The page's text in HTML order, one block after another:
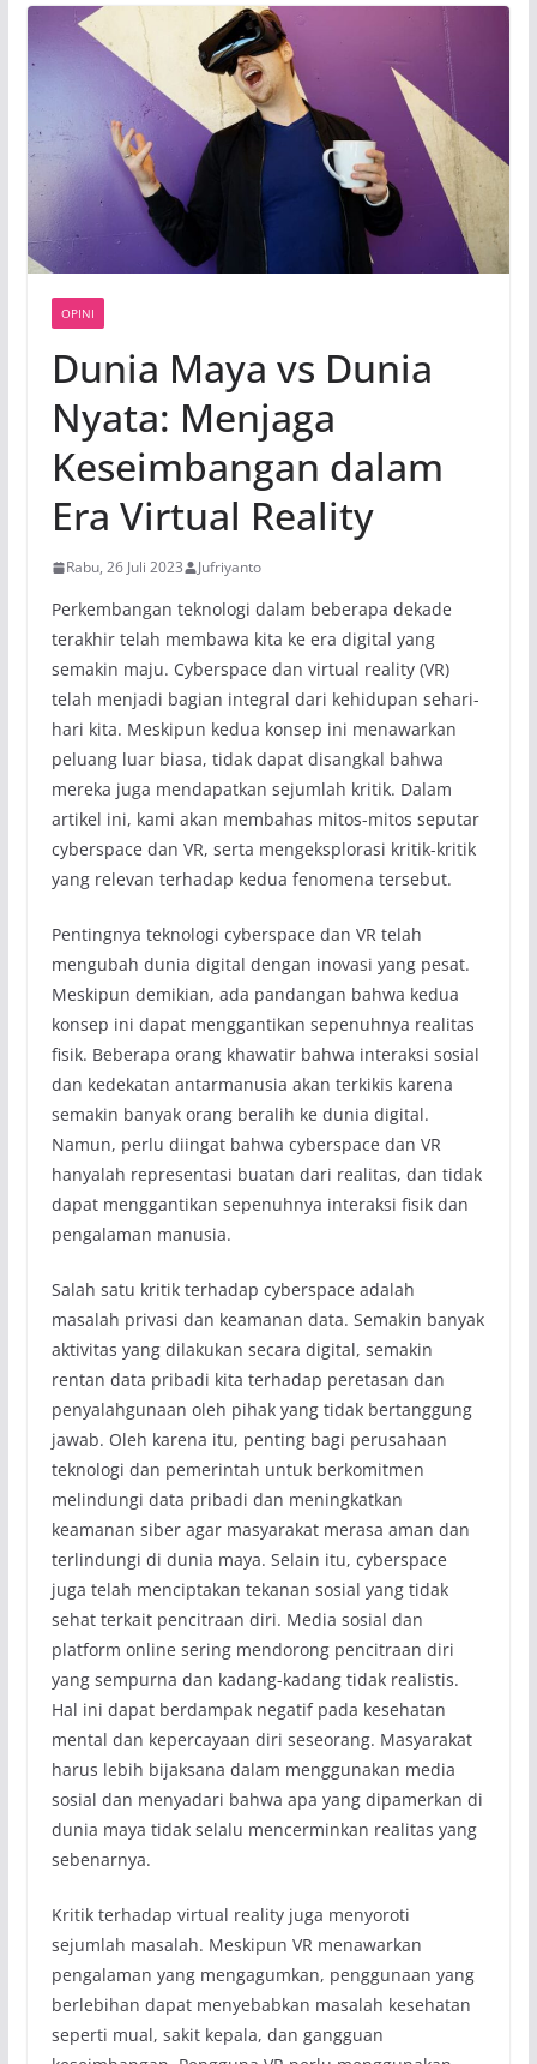
OPINI
Dunia Maya vs Dunia
Nyata: Menjaga
Keseimbangan dalam
Era Virtual Reality
Rabu, 26 Juli 2023 Jufriyanto
Perkembangan teknologi dalam beberapa dekade
terakhir telah membawa kita ke era digital yang
semakin maju. Cyberspace dan virtual reality (VR)
telah menjadi bagian integral dari kehidupan sehari-
hari kita. Meskipun kedua konsep ini menawarkan
peluang luar biasa, tidak dapat disangkal bahwa
mereka juga mendapatkan sejumlah kritik. Dalam
artikel ini, kami akan membahas mitos-mitos seputar
cyberspace dan VR, serta mengeksplorasi kritik-kritik
yang relevan terhadap kedua fenomena tersebut.
Pentingnya teknologi cyberspace dan VR telah
mengubah dunia digital dengan inovasi yang pesat.
Meskipun demikian, ada pandangan bahwa kedua
konsep ini dapat menggantikan sepenuhnya realitas
fisik. Beberapa orang khawatir bahwa interaksi sosial
dan kedekatan antarmanusia akan terkikis karena
semakin banyak orang beralih ke dunia digital.
Namun, perlu diingat bahwa cyberspace dan VR
hanyalah representasi buatan dari realitas, dan tidak
dapat menggantikan sepenuhnya interaksi fisik dan
pengalaman manusia.
Salah satu kritik terhadap cyberspace adalah
masalah privasi dan keamanan data. Semakin banyak
aktivitas yang dilakukan secara digital, semakin
rentan data pribadi kita terhadap peretasan dan
penyalahgunaan oleh pihak yang tidak bertanggung
jawab. Oleh karena itu, penting bagi perusahaan
teknologi dan pemerintah untuk berkomitmen
melindungi data pribadi dan meningkatkan
keamanan siber agar masyarakat merasa aman dan
terlindungi di dunia maya. Selain itu, cyberspace
juga telah menciptakan tekanan sosial yang tidak
sehat terkait pencitraan diri. Media sosial dan
platform online sering mendorong pencitraan diri
yang sempurna dan kadang-kadang tidak realistis.
Hal ini dapat berdampak negatif pada kesehatan
mental dan kepercayaan diri seseorang. Masyarakat
harus lebih bijaksana dalam menggunakan media
sosial dan menyadari bahwa apa yang dipamerkan di
dunia maya tidak selalu mencerminkan realitas yang
sebenarnya.
Kritik terhadap virtual reality juga menyoroti
sejumlah masalah. Meskipun VR menawarkan
pengalaman yang mengagumkan, penggunaan yang
berlebihan dapat menyebabkan masalah kesehatan
seperti mual, sakit kepala, dan gangguan